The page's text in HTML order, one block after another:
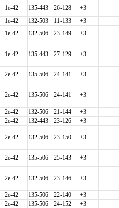
1e-42 135-443 26-128
+3
1e-42 132-503 11-133
+3
1e-42 132-506 23-149 +3
1e-42 135-443 27-129 +3
2e-42 135-506 24-141 +3
2e-42 135-506 24-141 +3
2e-42 132-506 21-144
+3
2e-42 132-443 23-126 +3
2e-42 132-506 23-150 +3
2e-42 135-506 25-143 +3
2e-42 132-506 23-146 +3
2e-42 135-506 22-140
+3
2e-42 135-506 24-152
+3